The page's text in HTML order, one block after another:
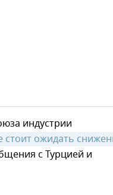
индустрии
стоит ожидать
с Турцией и